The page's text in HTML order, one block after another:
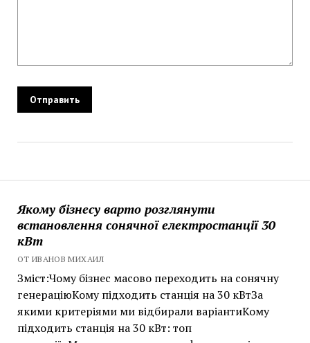
Якому бізнесу варто розглянути
встановлення сонячної електростанції 30
кВт
ОТ ИВАНОВ МИХАИЛ
Зміст:Чому бізнес масово переходить на сонячну
генераціюКому підходить станція на 30 кВтЗа
якими критеріями ми відбирали варіантиКому
підходить станція на 30 кВт: топ